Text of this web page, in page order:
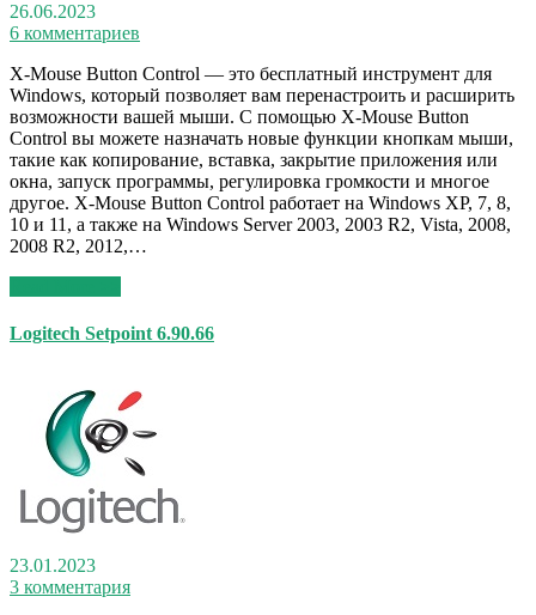
26.06.2023
6 комментариев
X-Mouse Button Control — это бесплатный инструмент для
Windows, который позволяет вам перенастроить и расширить
возможности вашей мыши. С помощью X-Mouse Button
Control вы можете назначать новые функции кнопкам мыши,
такие как копирование, вставка, закрытие приложения или
окна, запуск программы, регулировка громкости и многое
другое. X-Mouse Button Control работает на Windows XP, 7, 8,
10 и 11, а также на Windows Server 2003, 2003 R2, Vista, 2008,
2008 R2, 2012,…
Logitech Setpoint 6.90.66
23.01.2023
3 комментария